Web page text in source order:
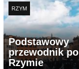
RZYM
Podstawowy
przewodnik po
Rzymie